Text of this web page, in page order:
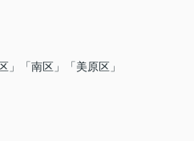
」「南区」「美原区」